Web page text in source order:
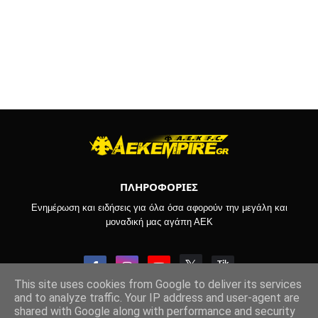
ΠΛΗΡΟΦΟΡΙΕΣ
Ενημέρωση και ειδήσεις για όλα όσα αφορούν την μεγάλη και
μοναδική μας αγάπη ΑΕΚ
This site uses cookies from Google to deliver its services
and to analyze traffic. Your IP address and user-agent are
shared with Google along with performance and security